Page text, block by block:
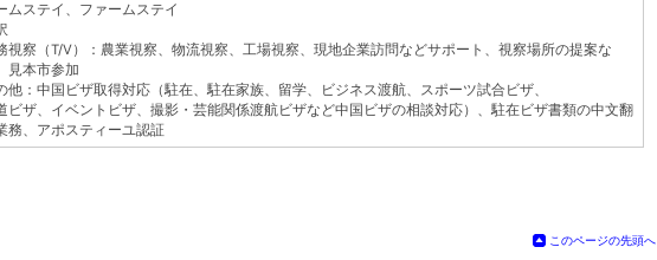
ムステイ、ファームステイ
視察（T/V）：農業視察、物流視察、工場視察、現地企業訪問などサポート、視察場所の提案な
見本市参加
他：中国ビザ取得対応（駐在、駐在家族、留学、ビジネス渡航、スポーツ試合ビザ、
ビザ、イベントビザ、撮影・芸能関係渡航ビザなど中国ビザの相談対応）、駐在ビザ書類の中文翻
務、アポスティーユ認証
このページの先頭へ